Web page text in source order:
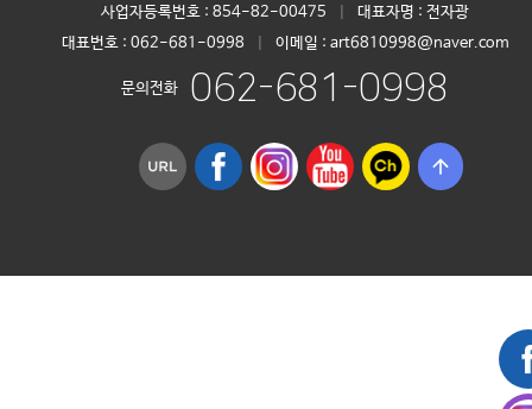
사업자등록번호 : 854-82-00475 대표자명 : 전자광
대표번호 : 062-681-0998 이메일 : art6810998@naver.com
문의전화 062-681-0998
arrow_upward